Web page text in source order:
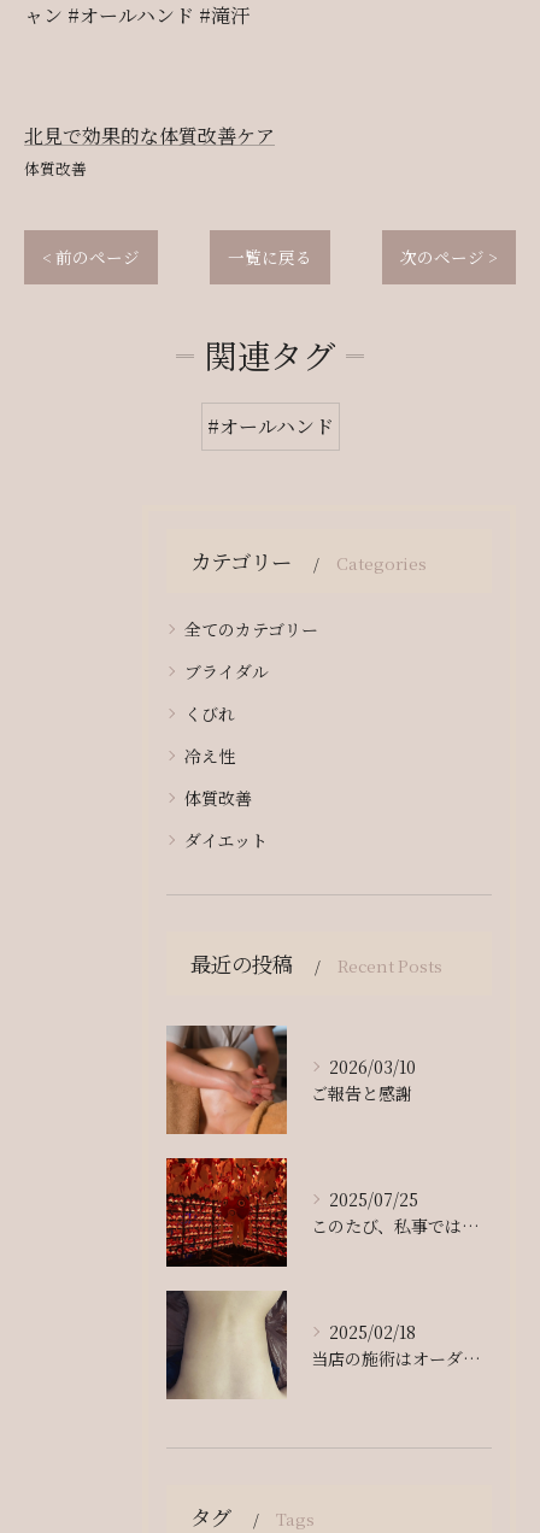
ャン #オールハンド #滝汗
北見で効果的な体質改善ケア
体質改善
< 前のページ 一覧に戻る 次のページ >
関連タグ
#オールハンド
カテゴリー Categories
全てのカテゴリー
ブライダル
くびれ
冷え性
体質改善
ダイエット
最近の投稿 Recent Posts
2026/03/10
ご報告と感謝
2025/07/25
このたび、私事ではございますが、
2025/02/18
当店の施術はオーダーメイドです💆‍♀️✨
タグ Tags